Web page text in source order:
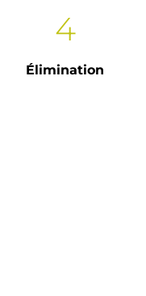
4
Élimination